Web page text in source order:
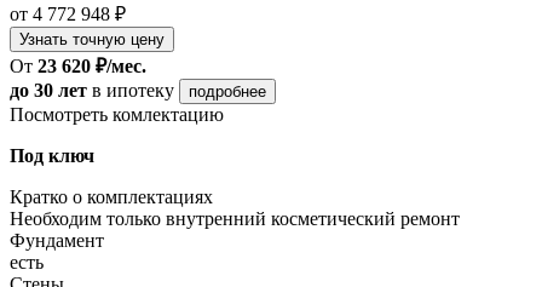
от 4 772 948 ₽
Узнать точную цену
От 23 620 ₽/мес.
до 30 лет в ипотеку подробнее
Посмотреть комлектацию
Под ключ
Кратко о комплектациях
Необходим только внутренний косметический ремонт
Фундамент
есть